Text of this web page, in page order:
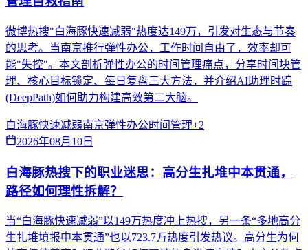
微博热搜"白海豚快速减弱"热度达149万，引发对生态与节奏
的思考。当南京推行弹性办公，工作时间自由了，效率却可
能"失控"。本文剖析弹性办公的时间管理痛点，分享时间块管
理、核心目标锁定、每日复盘三大方法，并介绍AI助理时踪
(DeepPath)如何助力构建高效第二大脑。
白海豚快速减弱南京弹性办公时间管理+2
2026年08月10日
白海豚热搜下的职业迷思：高分生扎堆中本贯通，
路径如何理性拆解？
当“白海豚快速减弱”以149万热度冲上热搜，另一条“多地高分
生扎堆填报中本贯通”也以723.7万热度引发热议。高分生为何